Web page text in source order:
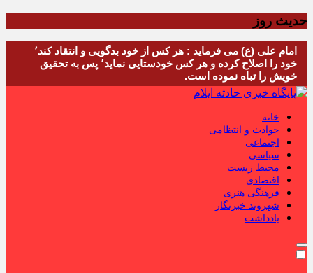
حدیث روز
امام علی (ع) می فرماید : هر کس از خود بدگویی و انتقاد کند٬
خود را اصلاح کرده و هر کس خودستایی نماید٬ پس به تحقیق
خویش را تباه نموده است.
خانه
حوادث و انتظامی
اجتماعی
سیاسی
محیط زیست
اقتصادی
فرهنگی هنری
شهروند خبرنگار
یادداشت